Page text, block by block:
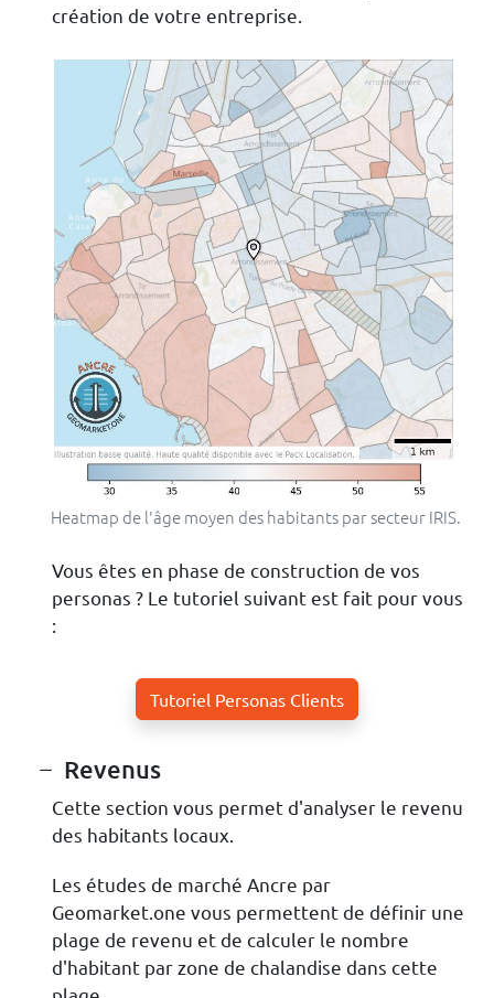
création de votre entreprise.
Heatmap de l'âge moyen des habitants par secteur IRIS.
Vous êtes en phase de construction de vos
personas ? Le tutoriel suivant est fait pour vous
:
Tutoriel Personas Clients
Revenus
Cette section vous permet d'analyser le revenu
des habitants locaux.
Les études de marché Ancre par
Geomarket.one vous permettent de définir une
plage de revenu et de calculer le nombre
d'habitant par zone de chalandise dans cette